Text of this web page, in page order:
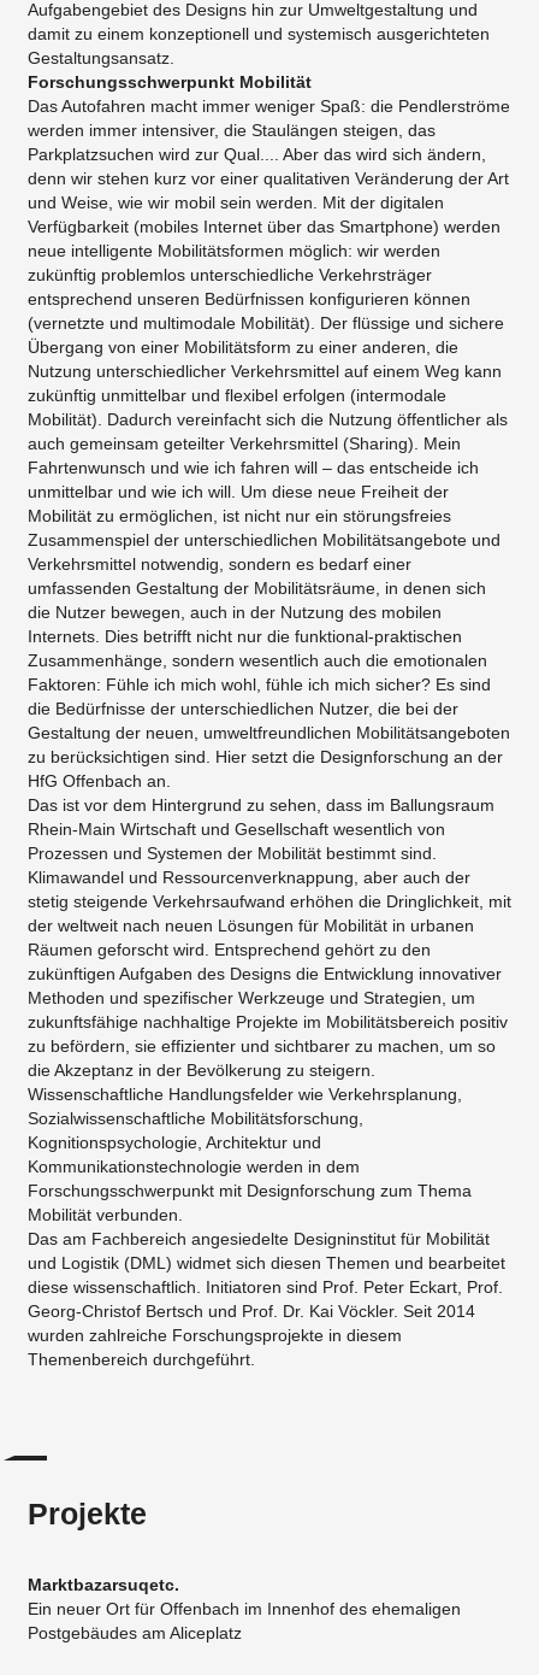
Aufgabengebiet des Designs hin zur Umweltgestaltung und
damit zu einem konzeptionell und systemisch ausgerichteten
Gestaltungsansatz.
Forschungsschwerpunkt Mobilität
Das Autofahren macht immer weniger Spaß: die Pendlerströme
werden immer intensiver, die Staulängen steigen, das
Parkplatzsuchen wird zur Qual.... Aber das wird sich ändern,
denn wir stehen kurz vor einer qualitativen Veränderung der Art
und Weise, wie wir mobil sein werden. Mit der digitalen
Verfügbarkeit (mobiles Internet über das Smartphone) werden
neue intelligente Mobilitätsformen möglich: wir werden
zukünftig problemlos unterschiedliche Verkehrsträger
entsprechend unseren Bedürfnissen konfigurieren können
(vernetzte und multimodale Mobilität). Der flüssige und sichere
Übergang von einer Mobilitätsform zu einer anderen, die
Nutzung unterschiedlicher Verkehrsmittel auf einem Weg kann
zukünftig unmittelbar und flexibel erfolgen (intermodale
Mobilität). Dadurch vereinfacht sich die Nutzung öffentlicher als
auch gemeinsam geteilter Verkehrsmittel (Sharing). Mein
Fahrtenwunsch und wie ich fahren will – das entscheide ich
unmittelbar und wie ich will. Um diese neue Freiheit der
Mobilität zu ermöglichen, ist nicht nur ein störungsfreies
Zusammenspiel der unterschiedlichen Mobilitätsangebote und
Verkehrsmittel notwendig, sondern es bedarf einer
umfassenden Gestaltung der Mobilitätsräume, in denen sich
die Nutzer bewegen, auch in der Nutzung des mobilen
Internets. Dies betrifft nicht nur die funktional-praktischen
Zusammenhänge, sondern wesentlich auch die emotionalen
Faktoren: Fühle ich mich wohl, fühle ich mich sicher? Es sind
die Bedürfnisse der unterschiedlichen Nutzer, die bei der
Gestaltung der neuen, umweltfreundlichen Mobilitätsangeboten
zu berücksichtigen sind. Hier setzt die Designforschung an der
HfG Offenbach an.
Das ist vor dem Hintergrund zu sehen, dass im Ballungsraum
Rhein-Main Wirtschaft und Gesellschaft wesentlich von
Prozessen und Systemen der Mobilität bestimmt sind.
Klimawandel und Ressourcenverknappung, aber auch der
stetig steigende Verkehrsaufwand erhöhen die Dringlichkeit, mit
der weltweit nach neuen Lösungen für Mobilität in urbanen
Räumen geforscht wird. Entsprechend gehört zu den
zukünftigen Aufgaben des Designs die Entwicklung innovativer
Methoden und spezifischer Werkzeuge und Strategien, um
zukunftsfähige nachhaltige Projekte im Mobilitätsbereich positiv
zu befördern, sie effizienter und sichtbarer zu machen, um so
die Akzeptanz in der Bevölkerung zu steigern.
Wissenschaftliche Handlungsfelder wie Verkehrsplanung,
Sozialwissenschaftliche Mobilitätsforschung,
Kognitionspsychologie, Architektur und
Kommunikationstechnologie werden in dem
Forschungsschwerpunkt mit Designforschung zum Thema
Mobilität verbunden.
Das am Fachbereich angesiedelte Designinstitut für Mobilität
und Logistik (DML) widmet sich diesen Themen und bearbeitet
diese wissenschaftlich. Initiatoren sind Prof. Peter Eckart, Prof.
Georg-Christof Bertsch und Prof. Dr. Kai Vöckler. Seit 2014
wurden zahlreiche Forschungsprojekte in diesem
Themenbereich durchgeführt.
Projekte
Marktbazarsuqetc.
Ein neuer Ort für Offenbach im Innenhof des ehemaligen
Postgebäudes am Aliceplatz